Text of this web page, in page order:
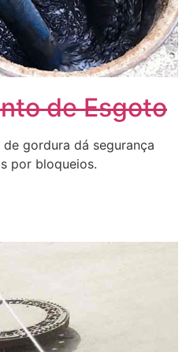
de Esgoto
gordura dá segurança
​​por bloqueios.